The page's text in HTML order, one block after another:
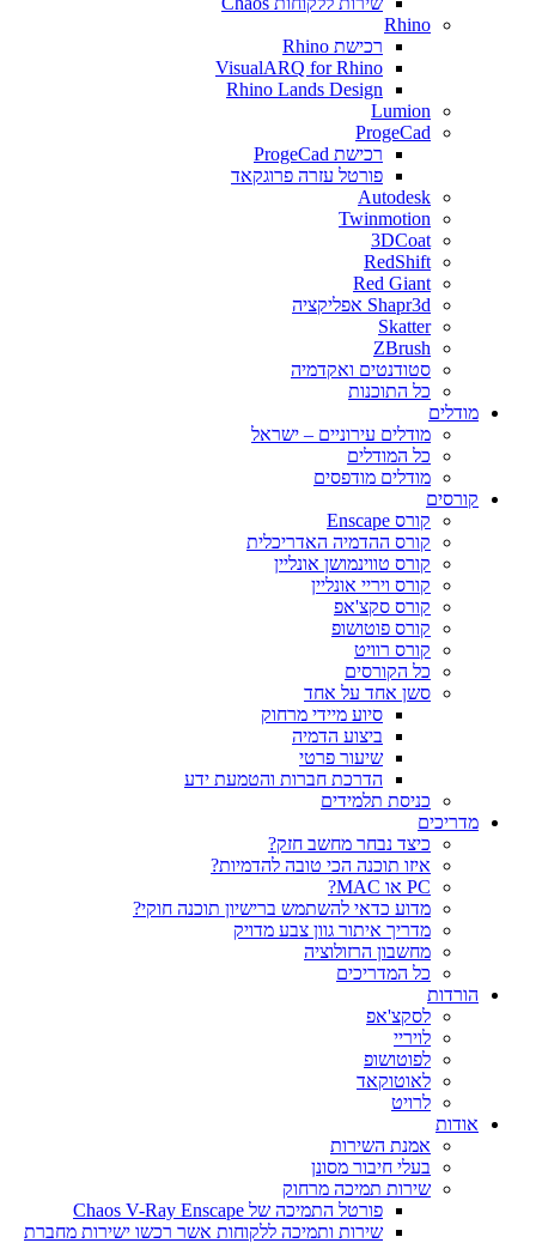
Rhino
רכישת Rhino
VisualARQ for Rhino
Rhino Lands Design
Lumion
ProgeCad
רכישת ProgeCad
פורטל עזרה פרוגקאד
Autodesk
Twinmotion
3DCoat
RedShift
Red Giant
Shapr3d אפליקציה
Skatter
ZBrush
סטודנטים ואקדמיה
כל התוכנות
מודלים
מודלים עירוניים – ישראל
כל המודלים
מודלים מודפסים
קורסים
קורס Enscape
קורס ההדמיה האדריכלית
קורס טווינמושן אונליין
קורס ויריי אונליין
קורס סקצ'אפ
קורס פוטושופ
קורס רוויט
כל הקורסים
סשן אחד על אחד
סיוע מיידי מרחוק
ביצוע הדמיה
שיעור פרטי
הדרכת חברות והטמעת ידע
כניסת תלמידים
מדריכים
כיצד נבחר מחשב חזק?
איזו תוכנה הכי טובה להדמיות?‎‎
PC או MAC?
מדוע כדאי להשתמש ברישיון תוכנה חוקי?
מדריך איתור גוון צבע מדויק
מחשבון הרזולוציה
כל המדריכים
הורדות
לסקצ'אפ
לויריי
לפוטושופ
לאוטוקאד
לרויט
אודות
אמנת השירות
בעלי חיבור מסונן
שירות תמיכה מרחוק
פורטל התמיכה של Chaos V-Ray Enscape
שירות ותמיכה ללקוחות אשר רכשו ישירות מחברת